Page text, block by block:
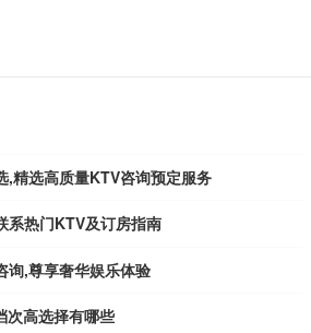
,精选高质量KTV咨询预定服务
系热门KTV及订房指南
询,尊享奢华娱乐体验
次高选择有哪些